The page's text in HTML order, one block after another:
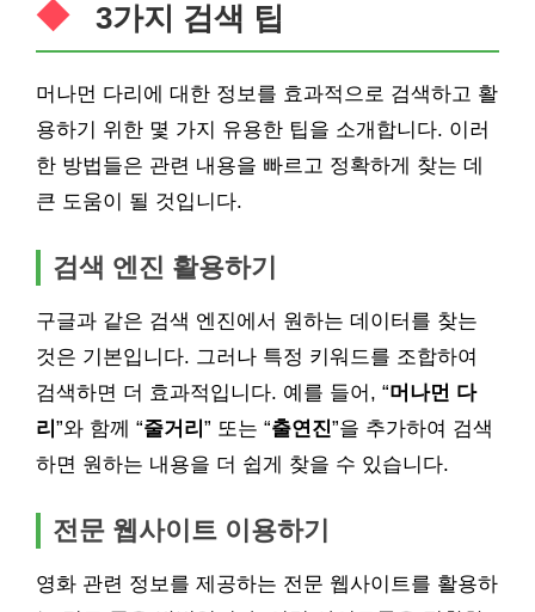
3가지 검색 팁
머나먼 다리에 대한 정보를 효과적으로 검색하고 활
용하기 위한 몇 가지 유용한 팁을 소개합니다. 이러
한 방법들은 관련 내용을 빠르고 정확하게 찾는 데
큰 도움이 될 것입니다.
검색 엔진 활용하기
구글과 같은 검색 엔진에서 원하는 데이터를 찾는
것은 기본입니다. 그러나 특정 키워드를 조합하여
검색하면 더 효과적입니다. 예를 들어, “머나먼 다
리 ”와 함께 “줄거리 ” 또는 “출연진”을 추가하여 검색
하면 원하는 내용을 더 쉽게 찾을 수 있습니다.
전문 웹사이트 이용하기
영화 관련 정보를 제공하는 전문 웹사이트를 활용하